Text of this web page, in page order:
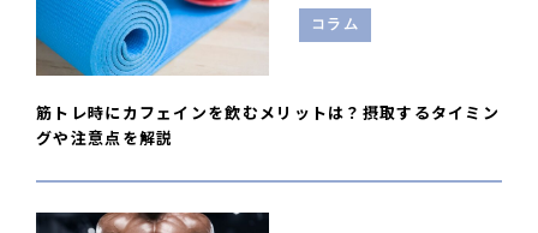
コラム
筋トレ時にカフェインを飲むメリットは？摂取するタイミン
グや注意点を解説